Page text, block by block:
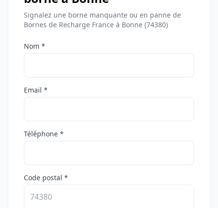
Signalez une borne manquante ou en panne de
Bornes de Recharge France à Bonne (74380)
Nom *
Email *
Téléphone *
Code postal *